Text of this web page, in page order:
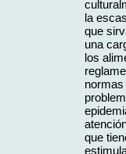
la
que
una
los
que